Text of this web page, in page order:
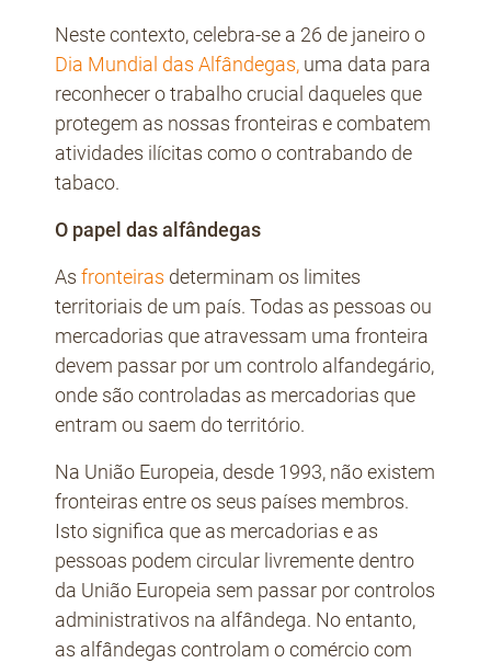
Neste contexto, celebra-se a 26 de janeiro o
Dia Mundial das Alfândegas, uma data para
reconhecer o trabalho crucial daqueles que
protegem as nossas fronteiras e combatem
atividades ilícitas como o contrabando de
tabaco.
O papel das alfândegas
As fronteiras determinam os limites
territoriais de um país. Todas as pessoas ou
mercadorias que atravessam uma fronteira
devem passar por um controlo alfandegário,
onde são controladas as mercadorias que
entram ou saem do território.
Na União Europeia, desde 1993, não existem
fronteiras entre os seus países membros.
Isto significa que as mercadorias e as
pessoas podem circular livremente dentro
da União Europeia sem passar por controlos
administrativos na alfândega. No entanto,
as alfândegas controlam o comércio com